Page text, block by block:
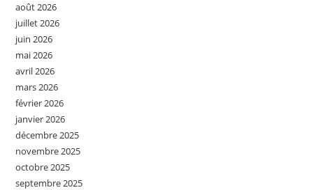
août 2026
juillet 2026
juin 2026
mai 2026
avril 2026
mars 2026
février 2026
janvier 2026
décembre 2025
novembre 2025
octobre 2025
septembre 2025